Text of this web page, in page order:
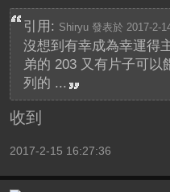
引用: Shiryu 發表於 2017-2-
沒想到有幸成為幸運得
弟的 203 又有片子可以
列的 ...
收到
2017-2-15 16:27:36